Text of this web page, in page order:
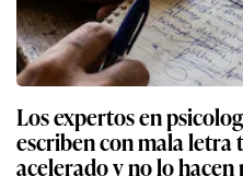
Los expertos en
escriben con mala letra
acelerado y no lo